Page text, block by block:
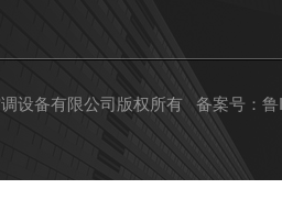
设备有限公司版权所有备案号：